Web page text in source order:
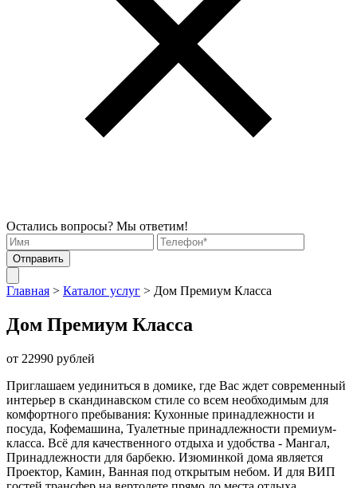
Остались вопросы? Мы ответим!
Отправить
Главная > Каталог услуг > Дом Премиум Класса
Дом Премиум Класса
от 22990 рублей
Приглашаем уединиться в домике, где Вас ждет современный
интерьер в скандинавском стиле со всем необходимым для
комфортного пребывания: Кухонные принадлежности и
посуда, Кофемашина, Туалетные принадлежности премиум-
класса. Всё для качественного отдыха и удобства - Мангал,
Принадлежности для барбекю. Изюминкой дома является
Проектор, Камин, Ванная под открытым небом. И для ВИП